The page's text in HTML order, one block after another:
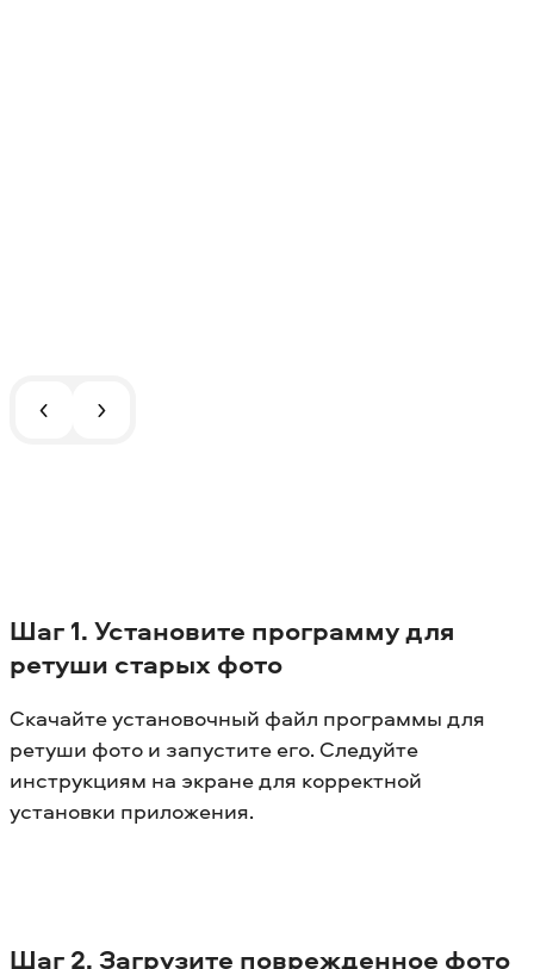
Шаг 1. Установите программу для
ретуши старых фото
Скачайте установочный файл программы для
ретуши фото и запустите его. Следуйте
инструкциям на экране для корректной
установки приложения.
Шаг 2. Загрузите поврежденное фото